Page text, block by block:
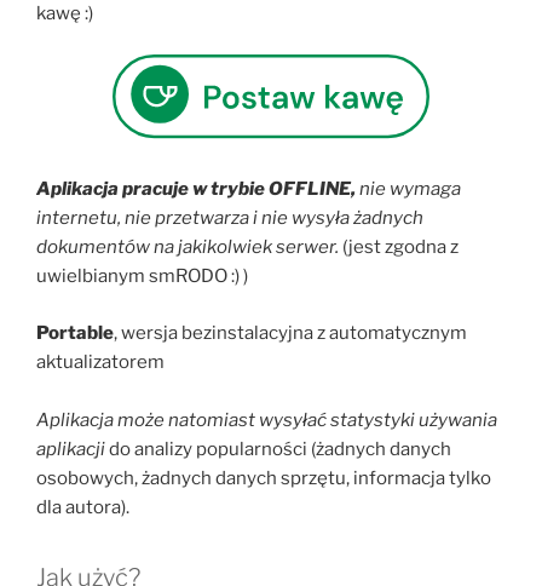
kawę :)
Aplikacja pracuje w trybie OFFLINE, nie wymaga
internetu, nie przetwarza i nie wysyła żadnych
dokumentów na jakikolwiek serwer. (jest zgodna z
uwielbianym smRODO :) )
Portable, wersja bezinstalacyjna z automatycznym
aktualizatorem
Aplikacja może natomiast wysyłać statystyki używania
aplikacjido analizy popularności (żadnych danych
osobowych, żadnych danych sprzętu, informacja tylko
dla autora).
Jak użyć?